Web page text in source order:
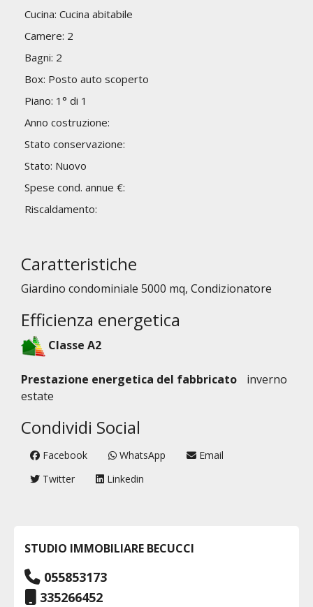
Cucina: Cucina abitabile
Camere: 2
Bagni: 2
Box: Posto auto scoperto
Piano: 1° di 1
Anno costruzione:
Stato conservazione:
Stato: Nuovo
Spese cond. annue €:
Riscaldamento:
Caratteristiche
Giardino condominiale 5000 mq, Condizionatore
Efficienza energetica
Classe A2
Prestazione energetica del fabbricato
inverno
estate
Condividi Social
Facebook WhatsApp
Email
Twitter
Linkedin
STUDIO IMMOBILIARE BECUCCI
055853173
335266452